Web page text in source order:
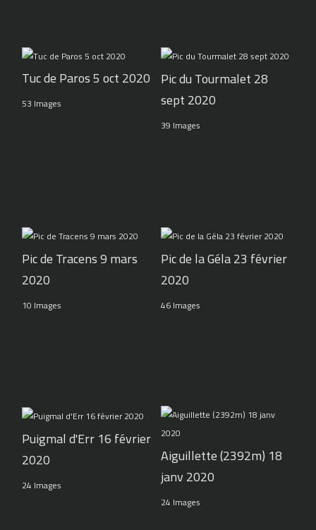
Tuc de Paros 5 oct 2020
53 Images
Pic du Tourmalet 28
sept 2020
39 Images
Pic de Tracens 9 mars
2020
10 Images
Pic de la Géla 23 février
2020
46 Images
Puigmal d'Err 16 février
2020
24 Images
Aiguillette (2392m) 18
janv 2020
24 Images